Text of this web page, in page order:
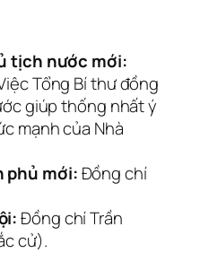
tịch nước mới:
Tổng Bí thư đồng
giúp thống nhất ý
mạnh của Nhà
phủ mới:Đồng chí
Đồng chí Trần
cử).